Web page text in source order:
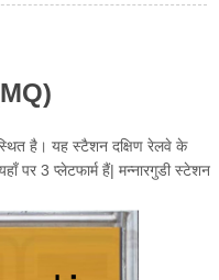
है। यह स्टैशन दक्षिण रेलवे के
पर 3 प्लेटफार्म हैं| मन्नारगुडी स्टेशन